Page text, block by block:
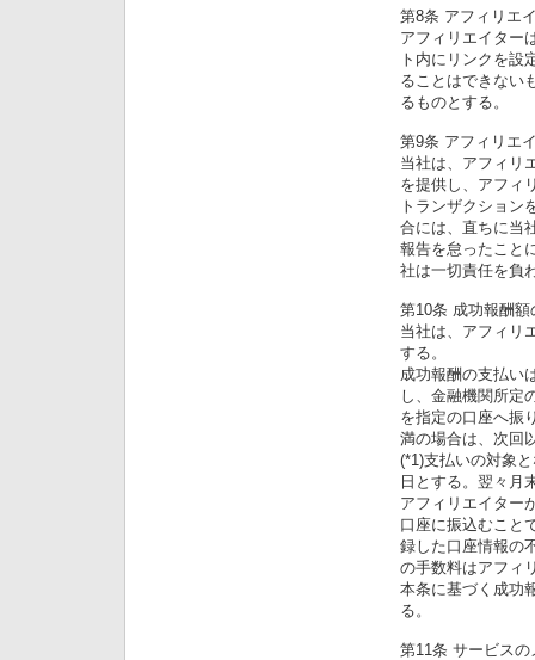
第8条 アフィリエ
アフィリエイター
ト内にリンクを設
ることはできない
るものとする。
第9条 アフィリエ
当社は、アフィリ
を提供し、アフィ
トランザクション
合には、直ちに当
報告を怠ったこと
社は一切責任を負
第10条 成功報酬額
当社は、アフィリ
する。
成功報酬の支払い
し、金融機関所定
を指定の口座へ振
満の場合は、次回
(*1)支払いの対象
日とする。翌々月
アフィリエイター
口座に振込むこと
録した口座情報の
の手数料はアフィ
本条に基づく成功
る。
第11条 サービスの